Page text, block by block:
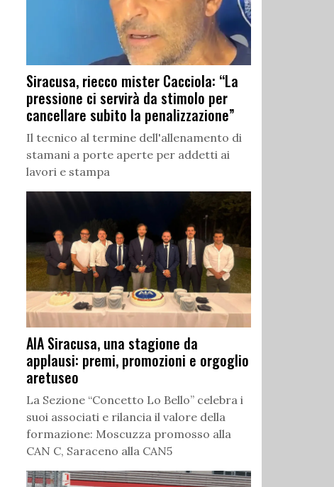
Siracusa, riecco mister Cacciola: “La
pressione ci servirà da stimolo per
cancellare subito la penalizzazione”
Il tecnico al termine dell'allenamento di
stamani a porte aperte per addetti ai
lavori e stampa
AIA Siracusa, una stagione da
applausi: premi, promozioni e orgoglio
aretuseo
La Sezione “Concetto Lo Bello” celebra i
suoi associati e rilancia il valore della
formazione: Moscuzza promosso alla
CAN C, Saraceno alla CAN5